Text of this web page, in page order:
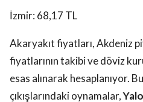
İzmir: 68,17 TL
Akaryakıt fiyatları, Akdeniz
fiyatlarının takibi ve döviz
esas alınarak hesaplanıyor.
çıkışlarındaki oynamalar,